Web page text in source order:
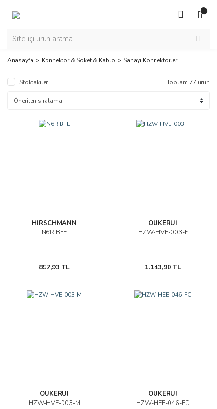
Anasayfa Konnektör & Soket & Kablo Sanayi Konnektörleri
Stoktakiler Toplam 77 ürün
HIRSCHMANN
N6R BFE
857,93 TL
OUKERUI
HZW-HVE-003-F
1.143,90 TL
OUKERUI
HZW-HVE-003-M
OUKERUI
HZW-HEE-046-FC